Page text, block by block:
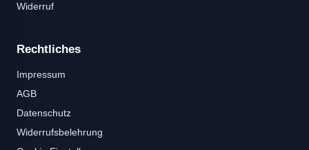
Widerruf
Rechtliches
Impressum
AGB
Datenschutz
Widerrufsbelehrung